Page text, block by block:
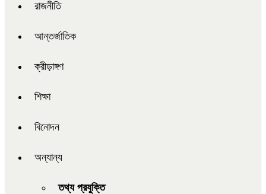
রাজনীতি
আন্তর্জাতিক
ক্রীড়াঙ্গণ
শিক্ষা
বিনোদন
অন্যান্য
তথ্য প্রযুক্তি